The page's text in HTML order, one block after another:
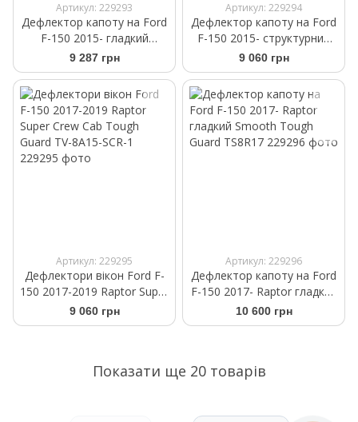
Артикул: 229293
Дефлектор капоту на Ford
F-150 2015- гладкий
Smooth Tough Guard TS-
8A15
9 287 грн
Артикул: 229294
Дефлектор капоту на Ford
F-150 2015- структурний
Textured Tough Guard TG-
8A15
9 060 грн
Артикул: 229295
Дефлектори вікон Ford F-
150 2017-2019 Raptor Super
Crew Cab Tough Guard TV-
8A15-SCR-1
9 060 грн
Артикул: 229296
Дефлектор капоту на Ford
F-150 2017- Raptor гладкий
Smooth Tough Guard
TS8R17
10 600 грн
Показати ще 20 товарів